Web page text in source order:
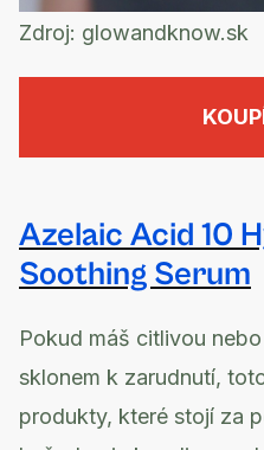
Zdroj: glowandknow.sk
Azelaic Acid 10
Soothing Serum
Pokud máš citlivou
sklonem k zarudnutí,
produkty, které stojí za